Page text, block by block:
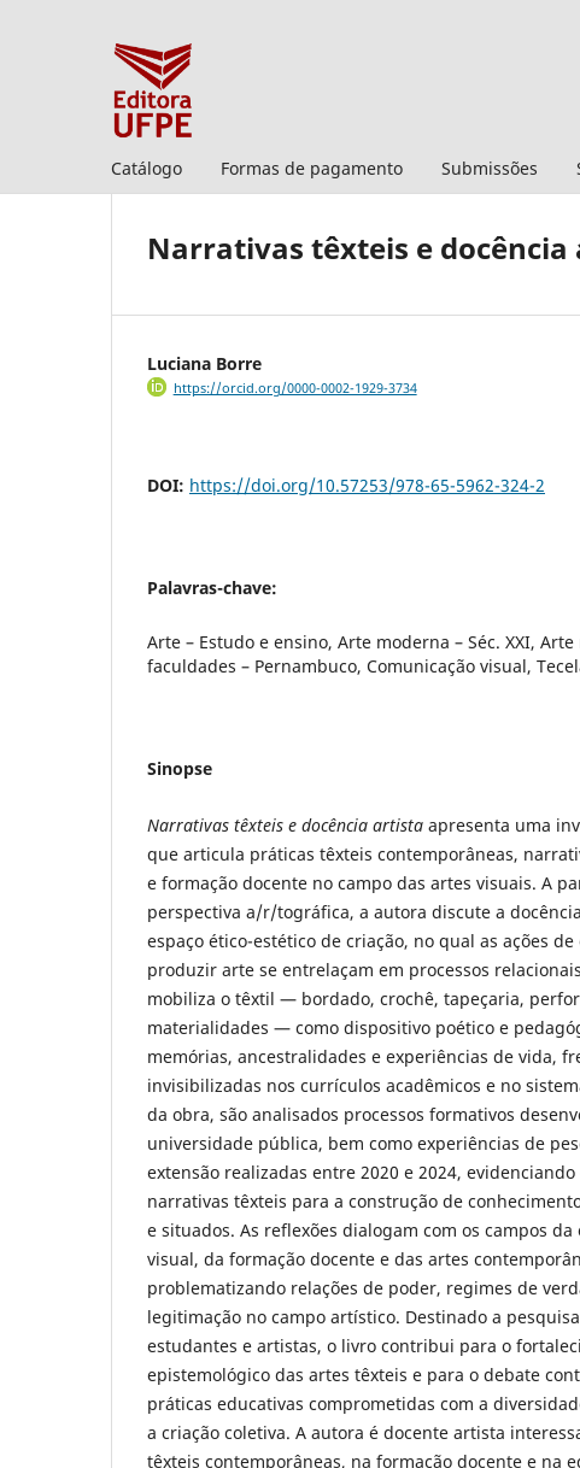
Catálogo Formas de pagamento Submissões
Narrativas têxteis e docência
Luciana Borre
https://orcid.org/0000-0002-1929-3734
DOI: https://doi.org/10.57253/978-65-5962-324-2
Palavras-chave:
Arte – Estudo e ensino, Arte moderna – Séc. XXI,
faculdades – Pernambuco, Comunicação visual,
Sinopse
Narrativas têxteis e docência artista apresenta uma
que articula práticas têxteis contemporâneas,
e formação docente no campo das artes visuais. A
perspectiva a/r/tográfica, a autora discute a
espaço ético-estético de criação, no qual as ações
produzir arte se entrelaçam em processos
mobiliza o têxtil — bordado, crochê, tapeçaria,
materialidades — como dispositivo poético e
memórias, ancestralidades e experiências de vida,
invisibilizadas nos currículos acadêmicos e no
da obra, são analisados processos formativos
universidade pública, bem como experiências de
extensão realizadas entre 2020 e 2024,
narrativas têxteis para a construção de
e situados. As reflexões dialogam com os campos
visual, da formação docente e das artes
problematizando relações de poder, regimes de
legitimação no campo artístico. Destinado a
estudantes e artistas, o livro contribui para o
epistemológico das artes têxteis e para o debate
práticas educativas comprometidas com a
a criação coletiva. A autora é docente artista
têxteis contemporâneas, na formação docente e na